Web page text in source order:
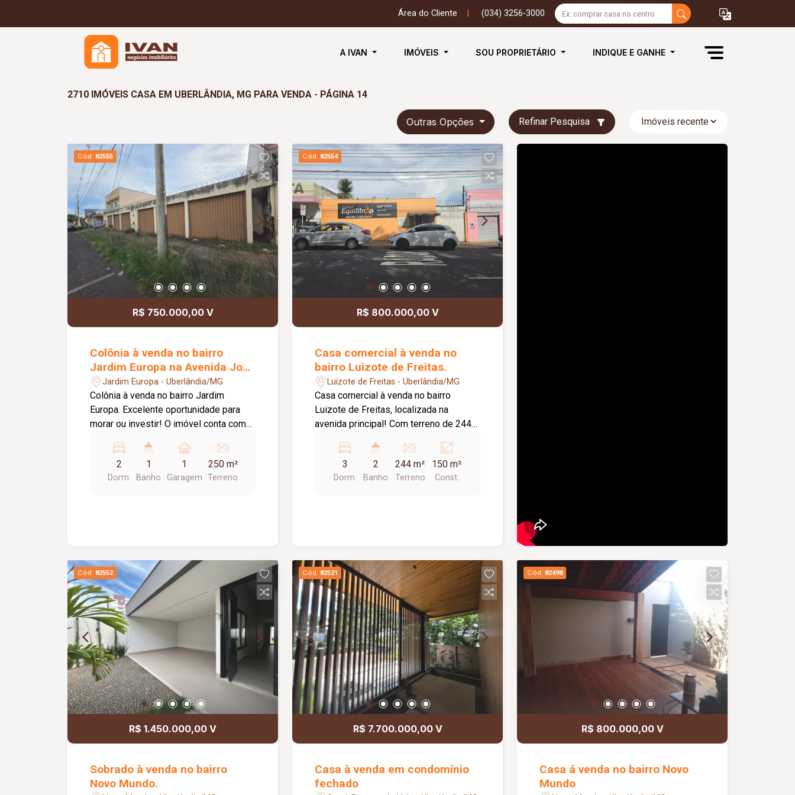
Área do Cliente (034) 3256-3000
A IVAN IMÓVEIS SOU PROPRIETÁRIO INDIQUE E GANHE
2710 IMÓVEIS CASA EM UBERLÂNDIA, MG PARA VENDA - PÁGINA 14
Outras Opções Refinar Pesquisa
Cód. 82555
R$ 750.000,00 V
Colônia à venda no bairro
Jardim Europa na Avenida José
Fonseca e Silva.
Jardim Europa - Uberlândia/MG
Colônia à venda no bairro Jardim
Europa. Excelente oportunidade para
morar ou investir! O imóvel conta com
distribuídas e funcionais. Cada casa
possui: - 02 quartos; - Sala; - Cozinha; -
Banheiro; - Área de serviço; - Garagem.
2
Dorm.
1
Banho
1
Garagem
250 m²
Terreno
Cód. 82554
R$ 800.000,00 V
Casa comercial à venda no
bairro Luizote de Freitas.
Luizote de Freitas - Uberlândia/MG
Casa comercial à venda no bairro
Luizote de Freitas, localizada na
avenida principal! Com terreno de 244
imóvel é ideal para quem busca
visibilidade, praticidade e um espaço já
pronto para uso comercial. O imóvel
consultórios ou diversos tipos de
negócio. Uma excelente oportunidade
para investir ou expandir sua empresa
em uma localização estratégica!
3
Dorm.
2
Banho
244 m²
Terreno
150 m²
Const.
Cód. 82552
R$ 1.450.000,00 V
Sobrado à venda no bairro
Novo Mundo.
Cód. 82521
R$ 7.700.000,00 V
Casa à venda em condomínio
fechado
Cód. 82498
R$ 800.000,00 V
Casa á venda no bairro Novo
Mundo